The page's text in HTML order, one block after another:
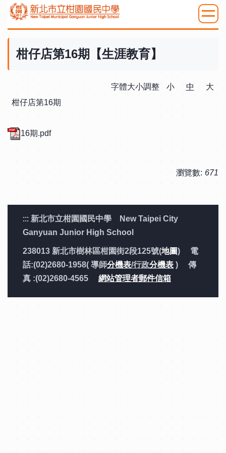
跳
主
柑仔店第16期【生涯教育】
字體大小調整 小 中
大
柑仔店第16期
16期.pdf
瀏覽數: 671
::: 新北市立柑園國民中學 New Taipei City
Ganyuan Junior High School
238013 新北市樹林區柑園街2段125號(地圖) 電
話:(02)2680-1958( 導師分機表/行政分機表 ) 傳
真 :(02)2680-4565 網站管理者郵件信箱